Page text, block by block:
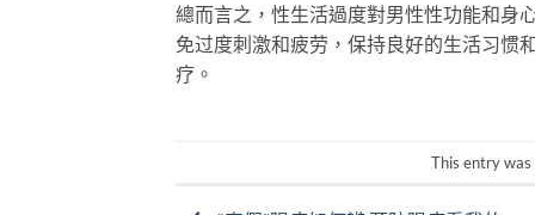
總而言之，性生活過度對男性性功能和身
免过度刺激和疲劳，保持良好的生活习惯
疗。
This entry